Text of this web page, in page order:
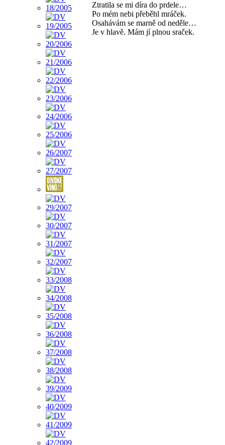
Ztratila se mi díra do prdele…
Po mém nebi přeběhl mráček.
Osahávám se marně od neděle…
Je v hlavě. Mám jí plnou sraček.